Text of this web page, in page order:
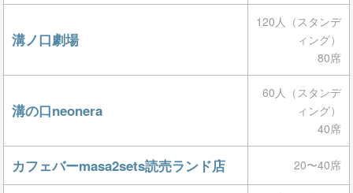
溝ノ口劇場
120人（スタンデ
ィング）
80席
溝の口neonera
60人（スタンデ
ィング）
40席
カフェバーmasa2sets読売ランド店 20〜40席